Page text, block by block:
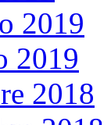
2019
2019
2018